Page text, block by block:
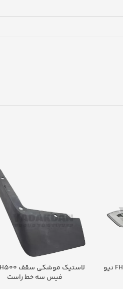
چراغ راهنما زیر دری راست FH500 نیو
فیس سه خط راست